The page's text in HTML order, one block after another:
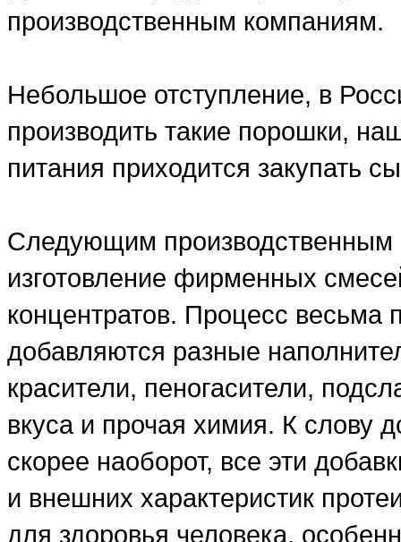
производственным компаниям.
Небольшое отступление, в
производить такие порошки,
питания приходится закупать
Следующим производственным
изготовление фирменных
концентратов. Процесс весьма
добавляются разные
красители, пеногасители,
вкуса и прочая химия. К слову
скорее наоборот, все эти
и внешних характеристик
для здоровья человека,